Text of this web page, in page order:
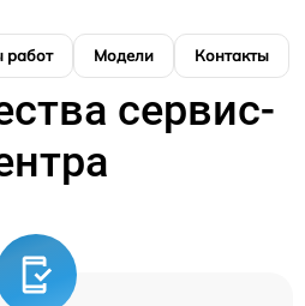
работ Модели Контакты
сервис-